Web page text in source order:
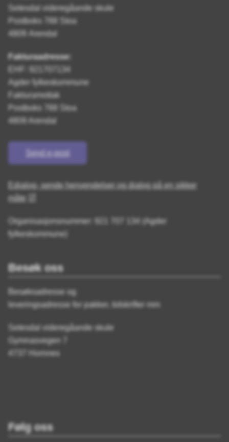
Setesdal videregåande skule
Postboks 788 Stoa
4809 Arendal
Fakturaadresse:
EHF: 921707134
Agder fylkeskommune
Fakturamottak
Postboks 788 Stoa
4809 Arendal
Send e-post
Edialog- sende henvendelser og dialog på en sikker
måte
Organisasjonsnummer: 921 707 134 (Agder
fylkeskommune)
Besøk oss
Besøksadresse og
leveringsadresse for pakker, tidskrifter mm
Setesdal videregåande skule
Gymnasvegen 7
4737 Hornnes
Følg oss